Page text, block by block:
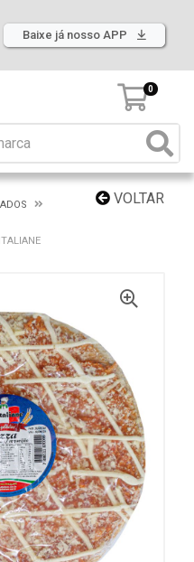
Baixe já nosso APP
0
VOLTAR